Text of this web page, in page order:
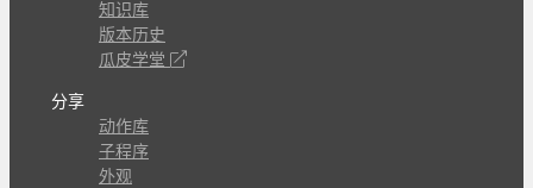
知识库
版本历史
瓜皮学堂
分享
动作库
子程序
外观